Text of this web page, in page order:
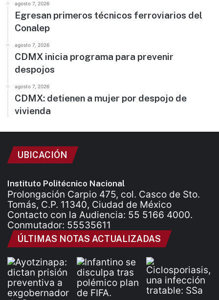
agosto 7, 2026
Egresan primeros técnicos ferroviarios del
Conalep
agosto 7, 2026
CDMX inicia programa para prevenir
despojos
agosto 7, 2026
CDMX: detienen a mujer por despojo de
vivienda
UBICACIÓN
Instituto Politécnico Nacional
Prolongación Carpio 475, col. Casco de Sto.
Tomás, C.P. 11340, Ciudad de México
Contacto con la Audiencia: 55 5166 4000.
Conmutador: 55535611
ÚLTIMAS NOTAS ACTUALIZADAS